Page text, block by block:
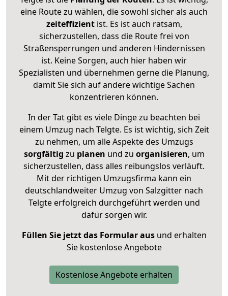
eine Route zu wählen, die sowohl sicher als auch
zeiteffizientist. Es ist auch ratsam,
sicherzustellen, dass die Route frei von
Straßensperrungen und anderen Hindernissen
ist. Keine Sorgen, auch hier haben wir
Spezialisten und übernehmen gerne die Planung,
damit Sie sich auf andere wichtige Sachen
konzentrieren können.
In der Tat gibt es viele Dinge zu beachten bei
einem Umzug nach Telgte. Es ist wichtig, sich Zeit
zu nehmen, um alle Aspekte des Umzugs
sorgfältig zu planen und zu organisieren, um
sicherzustellen, dass alles reibungslos verläuft.
Mit der richtigen Umzugsfirma kann ein
deutschlandweiter Umzug von Salzgitter nach
Telgte erfolgreich durchgeführt werden und
dafür sorgen wir.
Füllen Sie jetzt das Formular ausund erhalten
Sie kostenlose Angebote
Kostenlose Angebote erhalten